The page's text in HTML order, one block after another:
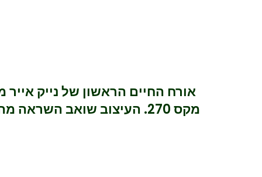
אורח החיים הראשון של נייק
מקס 270. העיצוב שואב